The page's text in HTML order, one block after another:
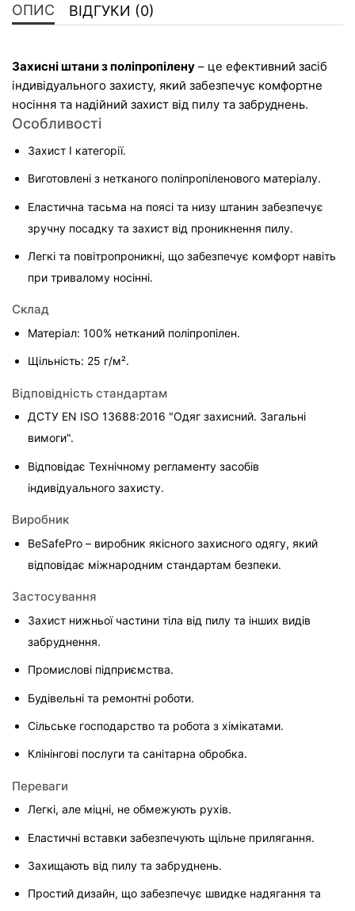
ОПИС ВІДГУКИ (0)
Захисні штани з поліпропілену – це ефективний засіб
індивідуального захисту, який забезпечує комфортне
носіння та надійний захист від пилу та забруднень.
Особливості
Захист І категорії.
Виготовлені з нетканого поліпропіленового матеріалу.
Еластична тасьма на поясі та низу штанин забезпечує
зручну посадку та захист від проникнення пилу.
Легкі та повітропроникні, що забезпечує комфорт навіть
при тривалому носінні.
Склад
Матеріал: 100% нетканий поліпропілен.
Щільність: 25 г/м².
Відповідність стандартам
ДСТУ EN ISO 13688:2016 "Одяг захисний. Загальні
вимоги".
Відповідає Технічному регламенту засобів
індивідуального захисту.
Виробник
BeSafePro – виробник якісного захисного одягу, який
відповідає міжнародним стандартам безпеки.
Застосування
Захист нижньої частини тіла від пилу та інших видів
забруднення.
Промислові підприємства.
Будівельні та ремонтні роботи.
Сільське господарство та робота з хімікатами.
Клінінгові послуги та санітарна обробка.
Переваги
Легкі, але міцні, не обмежують рухів.
Еластичні вставки забезпечують щільне прилягання.
Захищають від пилу та забруднень.
Простий дизайн, що забезпечує швидке надягання та